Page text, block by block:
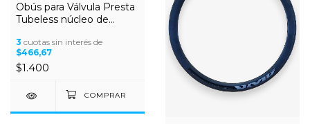
Obús para Válvula Presta
Tubeless núcleo de
3 cuotas sin interés de
$466,67
$1.400